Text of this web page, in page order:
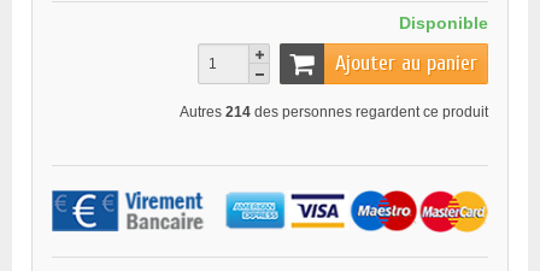
Disponible
Ajouter au panier
Autres 214 des personnes regardent ce produit